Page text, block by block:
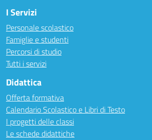
I Servizi
Personale scolastico
Famiglie e studenti
Percorsi di studio
Tutti i servizi
Didattica
Offerta formativa
Calendario Scolastico e Libri di Testo
I progetti delle classi
Le schede didattiche